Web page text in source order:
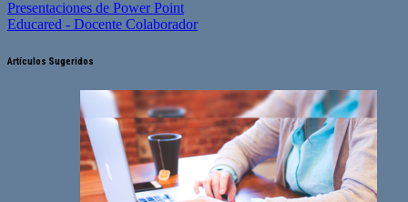
Presentaciones de Power Point
Educared - Docente Colaborador
Artículos Sugeridos